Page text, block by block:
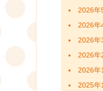
2026年
2026年
2026年
2026年
2026年
2025年